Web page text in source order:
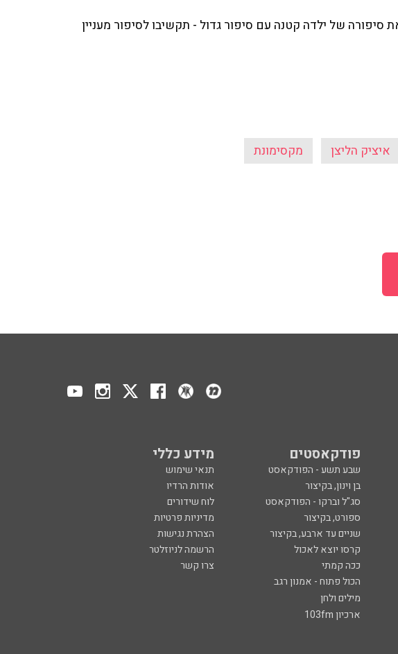
של ילדה קטנה עם סיפור גדול - תקשיבו לסיפור מעניין
איציק הליצן מקסימונת
פודקאסטים מידע כללי
שבע תשע - הפודקאסט
תנאי שימוש
בן וינון, בקיצור
אודות הרדיו
סג"ל וברקו - הפודקאסט
לוח שידורים
ספורט, בקיצור
מדיניות פרטיות
שניים עד ארבע, בקיצור
הצהרת נגישות
קרסו יוצא לאכול
הרשמה לניוזלטר
ככה קמתי
צרו קשר
הכול פתוח - אמנון רגב
מילים ולחן
ארכיון 103fm